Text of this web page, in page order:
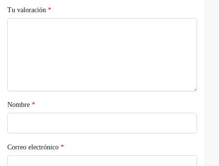
Tu valoración *
Nombre *
Correo electrónico *